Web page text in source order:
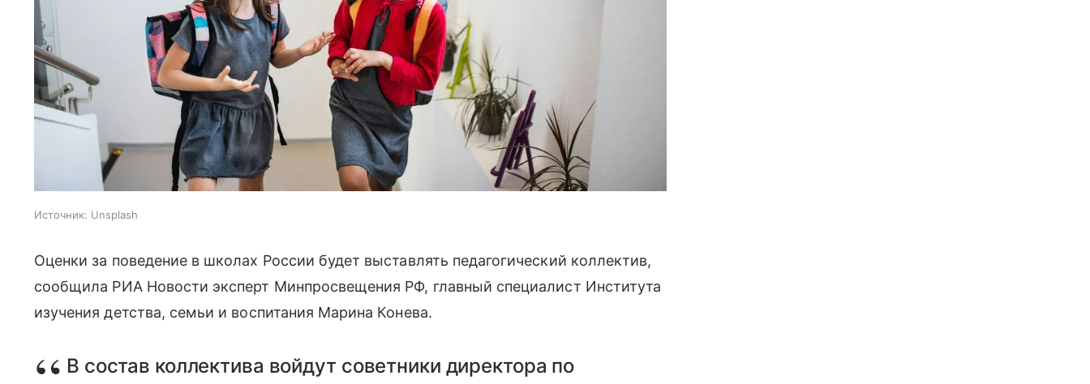
Источник: Unsplash
Оценки за поведение в школах России будет выставлять педагогический коллектив,
сообщила РИА Новости эксперт Минпросвещения РФ, главный специалист Института
изучения детства, семьи и воспитания Марина Конева.
В состав коллектива войдут советники директора по